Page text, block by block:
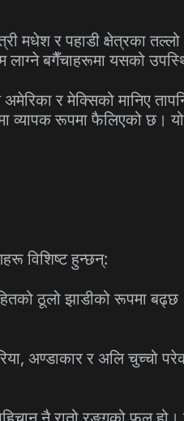
मधेश र पहाडी क्षेत्रका
लाग्ने बगैँचाहरूमा यसको
र मेक्सिको मानिए
व्यापक रूपमा फैलिएको छ।
विशिष्ट हुन्छन्:
ठूलो झाडीको रूपमा
अण्डाकार र अलि चुच्चो